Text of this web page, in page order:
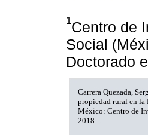
1Centro de
Social
Doctorado
Carrera Quezada,
propiedad rural en
México: Centro de
2018.